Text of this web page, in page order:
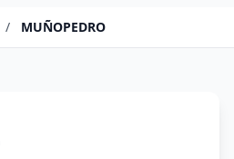
/ MUÑOPEDRO